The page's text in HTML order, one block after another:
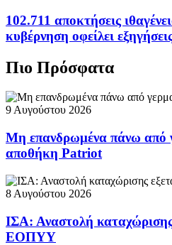
102.711 αποκτήσεις
κυβέρνηση οφείλει
Πιο Πρόσφατα
9 Αυγούστου 2026
Μη επανδρωμένα πάνω από
αποθήκη Patriot
8 Αυγούστου 2026
ΙΣΑ: Αναστολή
ΕΟΠΥΥ